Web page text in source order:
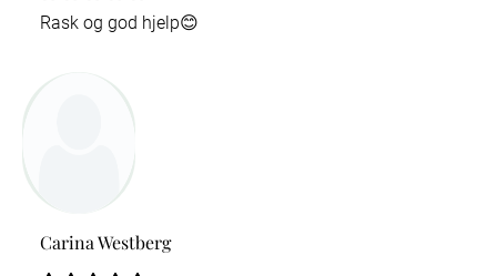
Rask og god hjelp😊
Carina Westberg